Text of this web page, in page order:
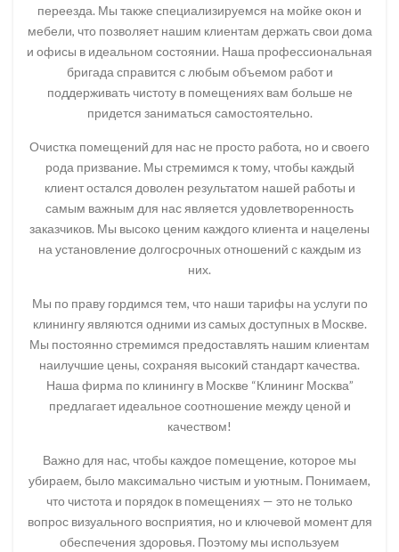
переезда. Мы также специализируемся на мойке окон и
мебели, что позволяет нашим клиентам держать свои дома
и офисы в идеальном состоянии. Наша профессиональная
бригада справится с любым объемом работ и
поддерживать чистоту в помещениях вам больше не
придется заниматься самостоятельно.
Очистка помещений для нас не просто работа, но и своего
рода призвание. Мы стремимся к тому, чтобы каждый
клиент остался доволен результатом нашей работы и
самым важным для нас является удовлетворенность
заказчиков. Мы высоко ценим каждого клиента и нацелены
на установление долгосрочных отношений с каждым из
них.
Мы по праву гордимся тем, что наши тарифы на услуги по
клинингу являются одними из самых доступных в Москве.
Мы постоянно стремимся предоставлять нашим клиентам
наилучшие цены, сохраняя высокий стандарт качества.
Наша фирма по клинингу в Москве “Клининг Москва”
предлагает идеальное соотношение между ценой и
качеством!
Важно для нас, чтобы каждое помещение, которое мы
убираем, было максимально чистым и уютным. Понимаем,
что чистота и порядок в помещениях — это не только
вопрос визуального восприятия, но и ключевой момент для
обеспечения здоровья. Поэтому мы используем